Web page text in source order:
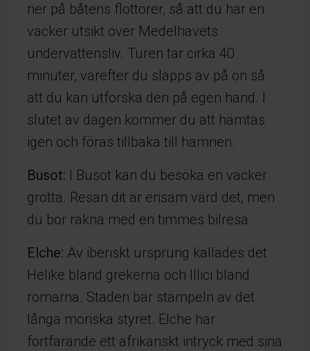
ner på båtens flottörer, så att du har en
vacker utsikt över Medelhavets
undervattensliv. Turen tar cirka 40
minuter, varefter du släpps av på ön så
att du kan utforska den på egen hand. I
slutet av dagen kommer du att hämtas
igen och föras tillbaka till hamnen.
Busot: I Busot kan du besöka en vacker
grotta. Resan dit är ensam värd det, men
du bör räkna med en timmes bilresa.
Elche: Av iberiskt ursprung kallades det
Helike bland grekerna och Illici bland
romarna. Staden bär stämpeln av det
långa moriska styret. Elche har
fortfarande ett afrikanskt intryck med sina